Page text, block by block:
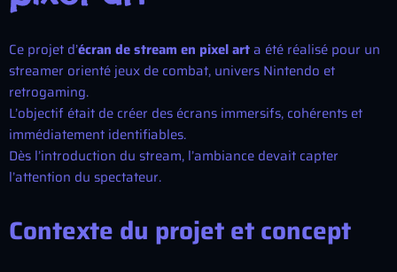
Ce projet d’écran de stream en pixel arta été réalisé pour un
streamer orienté jeux de combat, univers Nintendo et
retrogaming.
L’objectif était de créer des écrans immersifs, cohérents et
immédiatement identifiables.
Dès l’introduction du stream, l’ambiance devait capter
l’attention du spectateur.
Contexte du projet et concept